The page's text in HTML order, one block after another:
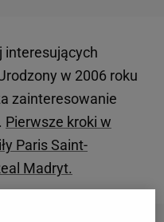
interesujących
w 2006 roku
zainteresowanie
Pierwsze kroki w
Paris Saint-
Madryt.